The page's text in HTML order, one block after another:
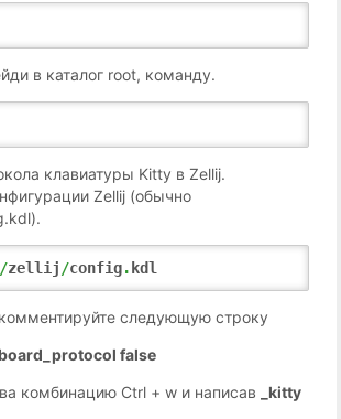
в каталог root, команду.
клавиатуры Kitty в Zellij.
Zellij (обычно
/zellij/config. kdl
следующую строку
false
комбинацию Ctrl + w и написав
_kitty